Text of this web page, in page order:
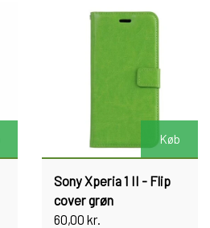
Køb
Sony Xperia 1 II - Flip
cover grøn
60,00 kr.